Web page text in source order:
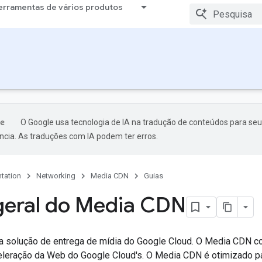
de vários produtos
O Google usa tecnologia de IA na tradução de conteúdos para seu
As traduções com IA podem ter erros.
Networking Media CDN Guias
do Media CDN
solução de entrega de mídia do Google Cloud. O Media CDN
da Web do Google Cloud's. O Media CDN é otimizado